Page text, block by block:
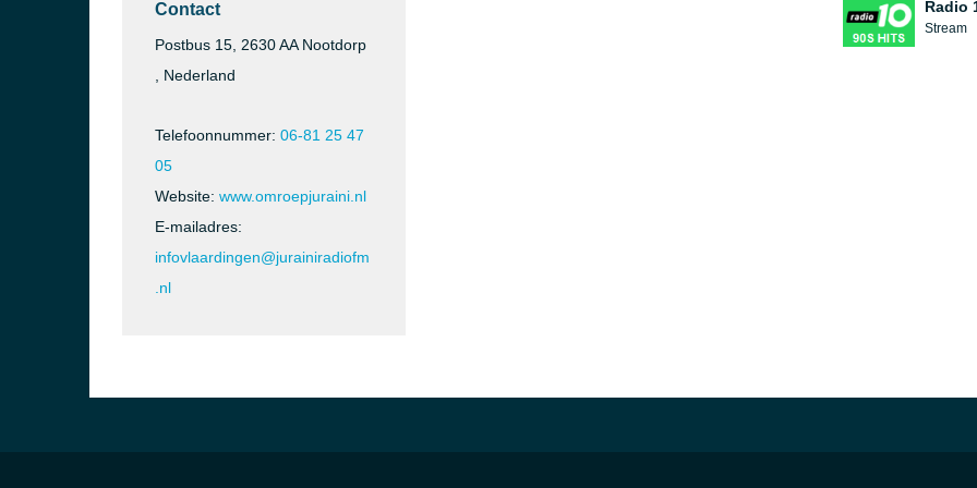
Contact
Postbus 15, 2630 AA Nootdorp
, Nederland
Telefoonnummer: 06-81 25 47
05
Website: www.omroepjuraini.nl
E-mailadres:
infovlaardingen@jurainiradiofm
.nl
Radio
Stream